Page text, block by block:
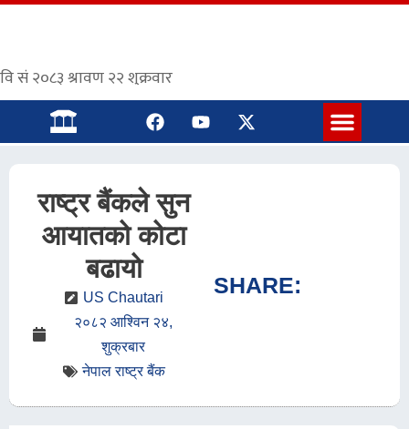
राष्ट्र बैंकले सुन
आयातको कोटा
बढायो
US Chautari
२०८२ आश्विन २४,
शुक्रबार
नेपाल राष्ट्र बैंक
SHARE: